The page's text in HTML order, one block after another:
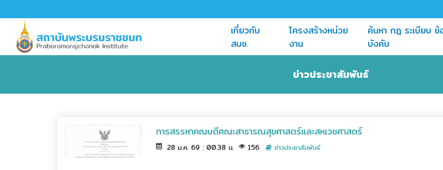
เกี่ยวกับ
สบช.
โครงสร้างหน่วย
งาน(current)
ค้นหา กฎ ระเบียบ ข้
บังคับ(current)
ข่าวประชาสัมพันธ์
การสรรหาคณบดีคณะสาธารณสุขศาสตร์และสหเวชศาสตร์
28 ม.ค. 69 : 00.38 น. 156 ข่าวประชาสัมพันธ์